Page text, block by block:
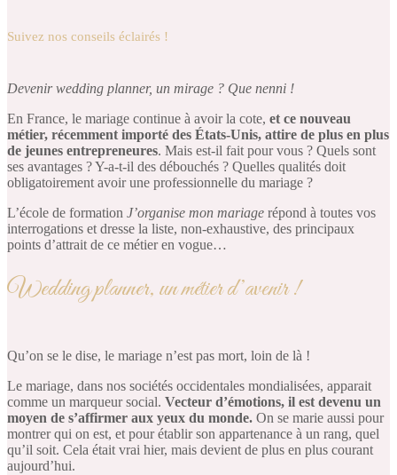
Suivez nos conseils éclairés !
Devenir wedding planner, un mirage ? Que nenni !
En France, le mariage continue à avoir la cote, et ce nouveau
métier, récemment importé des États-Unis, attire de plus en plus
de jeunes entrepreneures. Mais est-il fait pour vous ? Quels sont
ses avantages ? Y-a-t-il des débouchés ? Quelles qualités doit
obligatoirement avoir une professionnelle du mariage ?
L’école de formation J’organise mon mariage répond à toutes vos
interrogations et dresse la liste, non-exhaustive, des principaux
points d’attrait de ce métier en vogue…
Wedding planner, un métier d’avenir !
Qu’on se le dise, le mariage n’est pas mort, loin de là !
Le mariage, dans nos sociétés occidentales mondialisées, apparait
comme un marqueur social. Vecteur d’émotions, il est devenu un
moyen de s’affirmer aux yeux du monde. On se marie aussi pour
montrer qui on est, et pour établir son appartenance à un rang, quel
qu’il soit. Cela était vrai hier, mais devient de plus en plus courant
aujourd’hui.